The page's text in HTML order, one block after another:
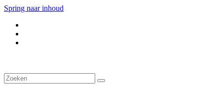
Spring naar inhoud